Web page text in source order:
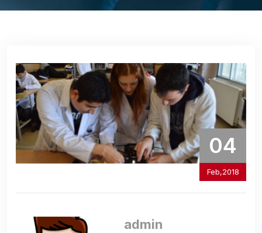
04
Feb,2018
admin